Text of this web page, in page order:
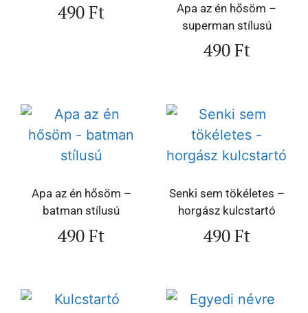
490Ft
Apa az én hősöm –
superman stílusú
490Ft
Apa az én hősöm –
batman stílusú
490Ft
Senki sem tökéletes –
horgász kulcstartó
490Ft